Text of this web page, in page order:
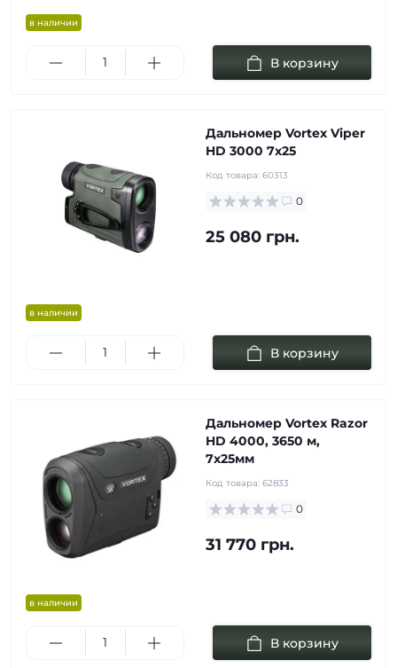
в наличии
В корзину
в наличии
Дальномер Vortex Viper
HD 3000 7х25
Код товара: 60313
0
25 080 грн.
В корзину
в наличии
Дальномер Vortex Razor
HD 4000, 3650 м,
7х25мм
Код товара: 62833
0
31 770 грн.
В корзину